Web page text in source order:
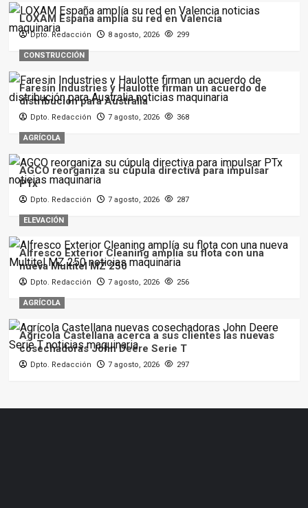
LOXAM España amplía su red en Valencia
Dpto. Redacción 8 agosto, 2026 299
CONSTRUCCIÓN
Faresin Industries y Haulotte firman un acuerdo de
distribución para Australia
Dpto. Redacción 7 agosto, 2026 368
AGRÍCOLA
AGCO reorganiza su cúpula directiva para impulsar
PTx
Dpto. Redacción 7 agosto, 2026 287
ELEVACIÓN
Alfresco Exterior Cleaning amplía su flota con una
nueva Multitel MZ 250
Dpto. Redacción 7 agosto, 2026 256
AGRÍCOLA
Agrícola Castellana acerca a sus clientes las nuevas
cosechadoras John Deere Serie T
Dpto. Redacción 7 agosto, 2026 297